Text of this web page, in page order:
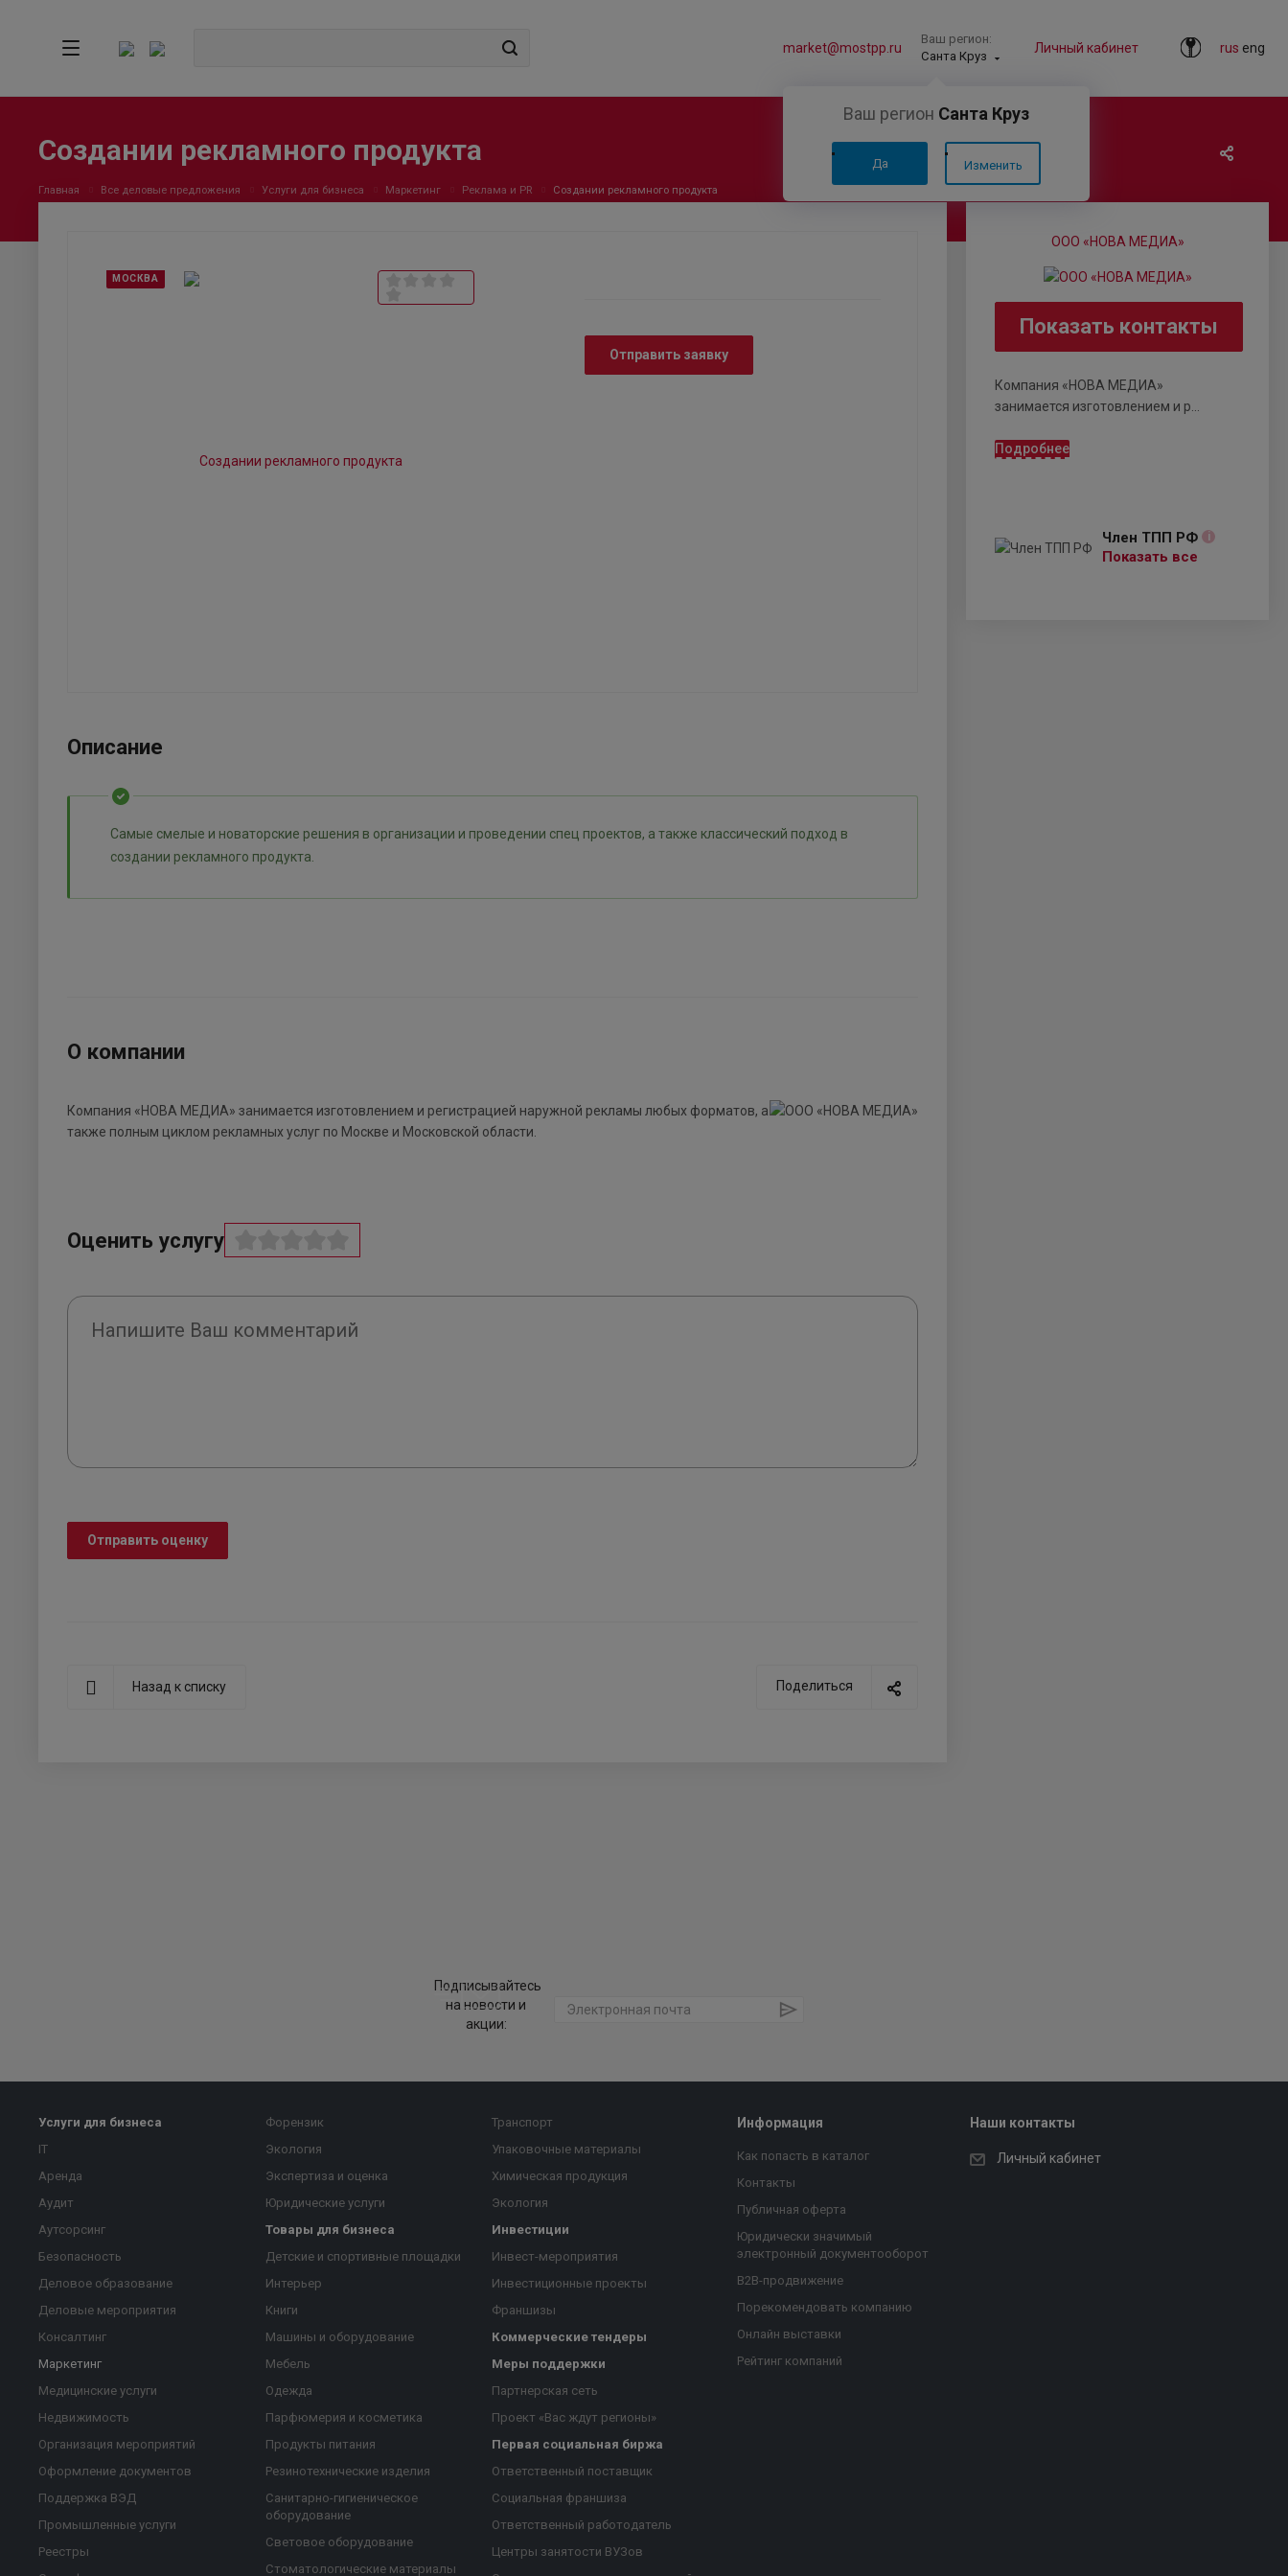
rus eng
Личный кабинет
Ваш регион:
Санта Круз
Ваш регион Санта Круз
Да Изменить
market@mostpp.ru
Создании рекламного продукта
Главная Все деловые предложения Услуги для бизнеса Маркетинг Реклама и PR Создании рекламного продукта
ООО «НОВА МЕДИА»
Показать контакты
Компания «НОВА МЕДИА»
занимается изготовлением и р...
Подробнее
Член ТПП РФ i
Показать все
МОСКВА
Отправить заявку
Описание
Самые смелые и новаторские решения в организации и проведении спец проектов, а также классический подход в
создании рекламного продукта.
О компании
Компания «НОВА МЕДИА» занимается изготовлением и регистрацией наружной рекламы любых форматов, а
также полным циклом рекламных услуг по Москве и Московской области.
Оценить услугу
Отправить оценку
Поделиться
Назад к списку
Подписывайтесь
на новости и
акции:
Услуги для бизнеса
IT
Аренда
Аудит
Аутсорсинг
Безопасность
Деловое образование
Деловые мероприятия
Консалтинг
Маркетинг
Медицинские услуги
Недвижимость
Организация мероприятий
Оформление документов
Поддержка ВЭД
Промышленные услуги
Реестры
Форензик
Экология
Экспертиза и оценка
Юридические услуги
Товары для бизнеса
Детские и спортивные площадки
Интерьер
Книги
Машины и оборудование
Мебель
Одежда
Парфюмерия и косметика
Продукты питания
Резинотехнические изделия
Санитарно-гигиеническое
оборудование
Световое оборудование
Стоматологические материалы
Транспорт
Упаковочные материалы
Химическая продукция
Экология
Инвестиции
Инвест-мероприятия
Инвестиционные проекты
Франшизы
Коммерческие тендеры
Меры поддержки
Партнерская сеть
Проект «Вас ждут регионы»
Первая социальная биржа
Ответственный поставщик
Социальная франшиза
Ответственный работодатель
Центры занятости ВУЗов
Информация
Как попасть в каталог
Контакты
Публичная оферта
Юридически значимый
электронный документооборот
B2B-продвижение
Порекомендовать компанию
Онлайн выставки
Рейтинг компаний
Наши контакты
Личный кабинет